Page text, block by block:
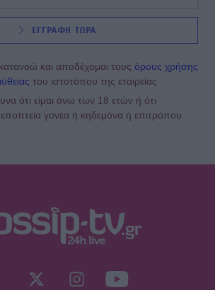
ΕΓΓΡΑΦΗ ΤΩΡΑ
και αποδέχομαι τους όρους χρήσης
του ιστοτόπου της εταιρείας
ότι είμαι άνω των 18 ετών ή ότι
γονέα ή κηδεμόνα ή επιτρόπου